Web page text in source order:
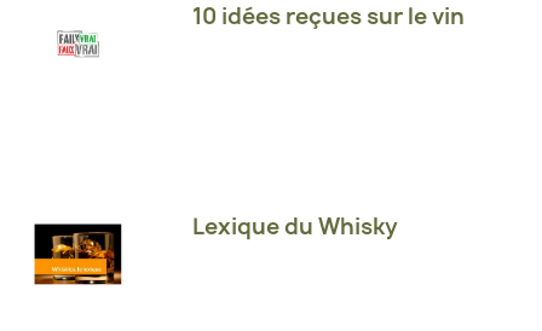
10 idées reçues sur le vin
Lexique du Whisky